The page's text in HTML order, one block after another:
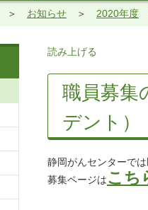
お知らせ 2020年度
読み上げる
職員募集
デント）
静岡がんセンターで
募集ページはこち